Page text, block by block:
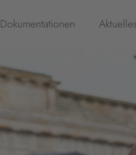
Dokumentationen Aktuelles